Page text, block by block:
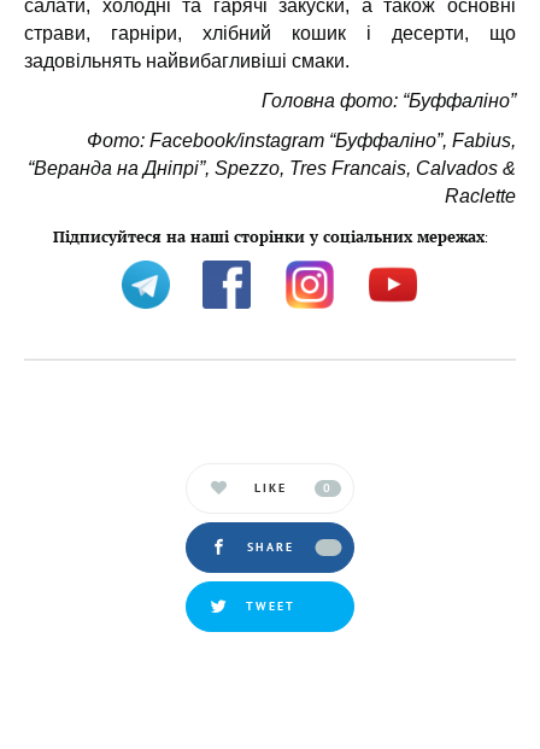
салати, холодні та гарячі закуски, а також основні
страви, гарніри, хлібний кошик і десерти, що
задовільнять найвибагливіші смаки.
Головна фото: “Буффаліно”
Фото: Facebook/instagram “Буффаліно”, Fabius,
“Веранда на Дніпрі”, Spezzo, Tres Francais, Calvados &
Raclette
Підписуйтеся на наші сторінки у соціальних мережах:
LIKE 0
SHARE
TWEET